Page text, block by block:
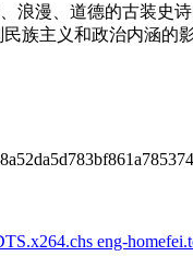
浪漫、道德的古装史
族主义和政治内涵的
eng-